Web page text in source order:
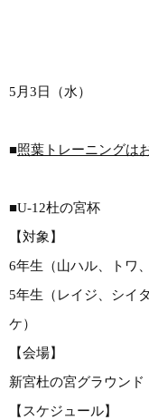
5月3日（水）
■照葉トレーニングは
■U-12杜の宮杯
【対象】
6年生（山ハル、トワ
5年生（レイジ、シイ
ケ）
【会場】
新宮杜の宮グラウンド
【スケジュール】